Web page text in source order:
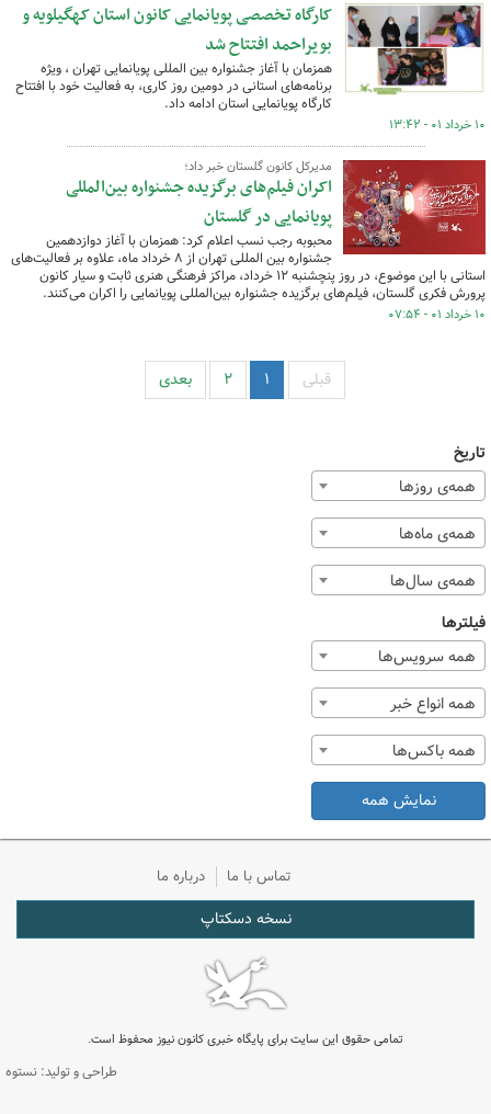
کارگاه تخصصی پویانمایی کانون استان کهگیلویه و
بویراحمد افتتاح شد
همزمان با آغاز جشنواره بین المللی پویانمایی تهران ، ویژه
برنامه‌های استانی در دومین روز کاری، به فعالیت خود با افتتاح
کارگاه پویانمایی استان ادامه داد.
۱۰ خرداد ۰۱ - ۱۳:۴۲
مدیرکل کانون گلستان خبر داد؛
اکران فیلم‌های برگزیده‌ جشنواره بین‌المللی
پویانمایی در گلستان
محبوبه رجب نسب اعلام کرد: همزمان با آغاز دوازدهمین
جشنواره بین المللی تهران از ۸ خرداد ماه، علاوه بر فعالیت‌های
استانی با این موضوع، در روز پنچشنبه ۱۲ خرداد، مراکز فرهنگی هنری ثابت و سیار کانون
پرورش فکری گلستان، فیلم‌های برگزیده جشنواره بین‌المللی پویانمایی را اکران می‌کنند.
۱۰ خرداد ۰۱ - ۰۷:۵۴
قبلی ۱ ۲ بعدی
تاریخ
همه‌ی روزها
همه‌ی ماه‌ها
همه‌ی سال‌ها
فیلترها
همه سرویس‌ها
همه انواع خبر
همه باکس‌ها
نمایش همه
تماس با ما درباره ما
نسخه دسکتاپ
تمامی حقوق این سایت برای پایگاه خبری کانون نیوز محفوظ است.
طراحی و تولید: نستوه